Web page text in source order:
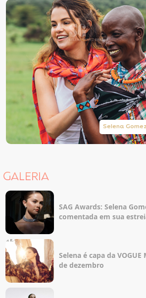
Selena
GALERIA
SAG Awards: Selena
comentada em sua
Selena é capa da
de dezembro